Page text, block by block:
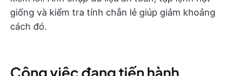
giống và kiểm tra tính chẵn lẻ giúp giảm khoảng
cách đó.
Công việc đang tiến hành